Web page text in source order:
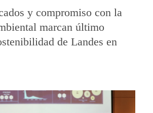
y compromiso con la
marcan último
de Landes en